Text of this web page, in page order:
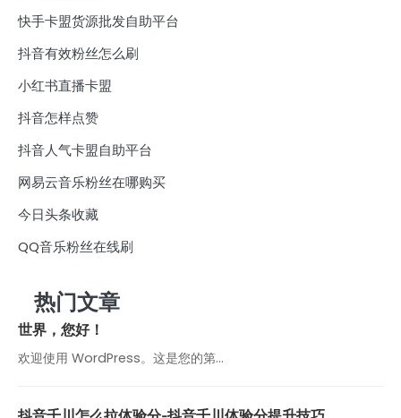
快手卡盟货源批发自助平台
抖音有效粉丝怎么刷
小红书直播卡盟
抖音怎样点赞
抖音人气卡盟自助平台
网易云音乐粉丝在哪购买
今日头条收藏
QQ音乐粉丝在线刷
热门文章
世界，您好！
欢迎使用 WordPress。这是您的第…